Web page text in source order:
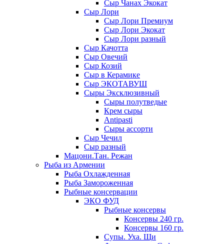
Сыр Чанах Экокат
Сыр Лори
Сыр Лори Премиум
Сыр Лори Экокат
Сыр Лори разный
Сыр Качотта
Сыр Овечий
Сыр Козий
Сыр в Керамике
Сыр ЭКОТАВУШ
Сыры Эксклюзивный
Сыры полутведые
Крем сыры
Antipasti
Сыры ассорти
Сыр Чечил
Сыр разный
Мацони.Тан. Режан
Рыба из Армении
Рыба Охлажденная
Рыба Замороженная
Рыбные консервации
ЭКО ФУД
Рыбные консервы
Консервы 240 гр.
Консервы 160 гр.
Супы. Уха. Щи